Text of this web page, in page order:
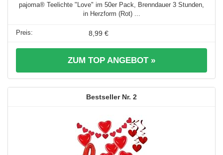
pajoma® Teelichte "Love" im 50er Pack, Brenndauer 3 Stunden,
in Herzform (Rot) ...
8,99 €
ZUM TOP ANGEBOT »
2